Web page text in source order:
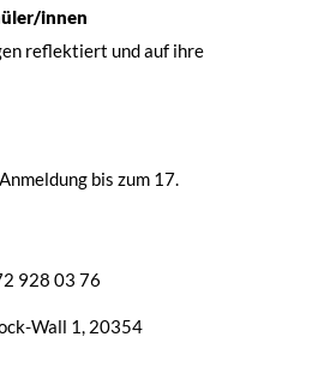
innen
reflektiert und auf ihre
bis zum 17.
928 03 76
Wall 1, 20354